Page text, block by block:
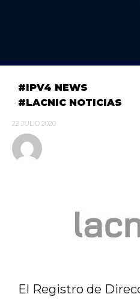
IPV4 NEWS
LACNIC NOTICIAS
22 JULIO 2020
El Registro de